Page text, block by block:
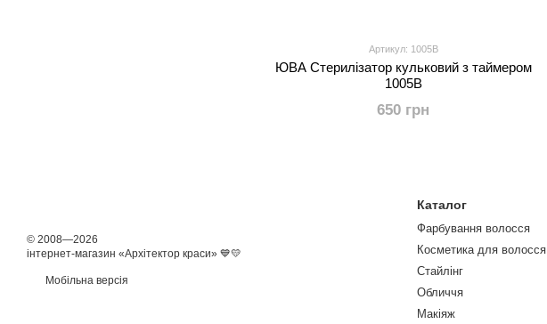
Артикул: 1005B
ЮВА Стерилізатор кульковий з таймером
1005B
650 грн
© 2008—2026
інтернет-магазин «Архітектор краси» 💙💛
Мобільна версія
Каталог
Фарбування волосся
Косметика для волосся
Стайлінг
Обличчя
Макіяж